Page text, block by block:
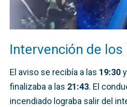
Intervención de
El aviso se recibía a las 19:30
finalizaba a las 21:43. El
incendiado lograba salir del